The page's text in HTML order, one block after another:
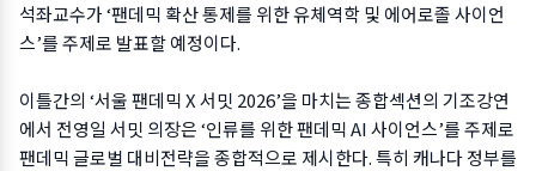
석좌교수가 ‘팬데믹 확산 통제를 위한 유체역학 및 에어로졸 사이언
스’를 주제로 발표할 예정이다.
이틀간의 ‘서울 팬데믹 X 서밋 2026’을 마치는 종합섹션의 기조강연
에서 전영일 서밋 의장은 ‘인류를 위한 팬데믹 AI 사이언스’를 주제로
팬데믹 글로벌 대비전략을 종합적으로 제시한다. 특히 캐나다 정부를